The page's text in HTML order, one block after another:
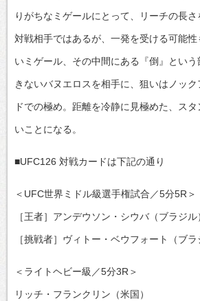
りがちなミゲールにとって、リーチの長
対戦相手ではあるが、一発を受ける可能
いミゲール、その中間にある『倒』とい
きないバヌエロスを相手に、狙いはノッ
ドでの極め。距離を冷静に見極めた、ス
いことになる。
■UFC126 対戦カードは下記の通り
＜UFC世界ミドル級選手権試合／5分5R＞
［王者］アンデウソン・シウバ（ブラジル
［挑戦者］ヴィトー・ベウフォート（ブラ
＜ライトヘビー級／5分3R＞
リッチ・フランクリン（米国）